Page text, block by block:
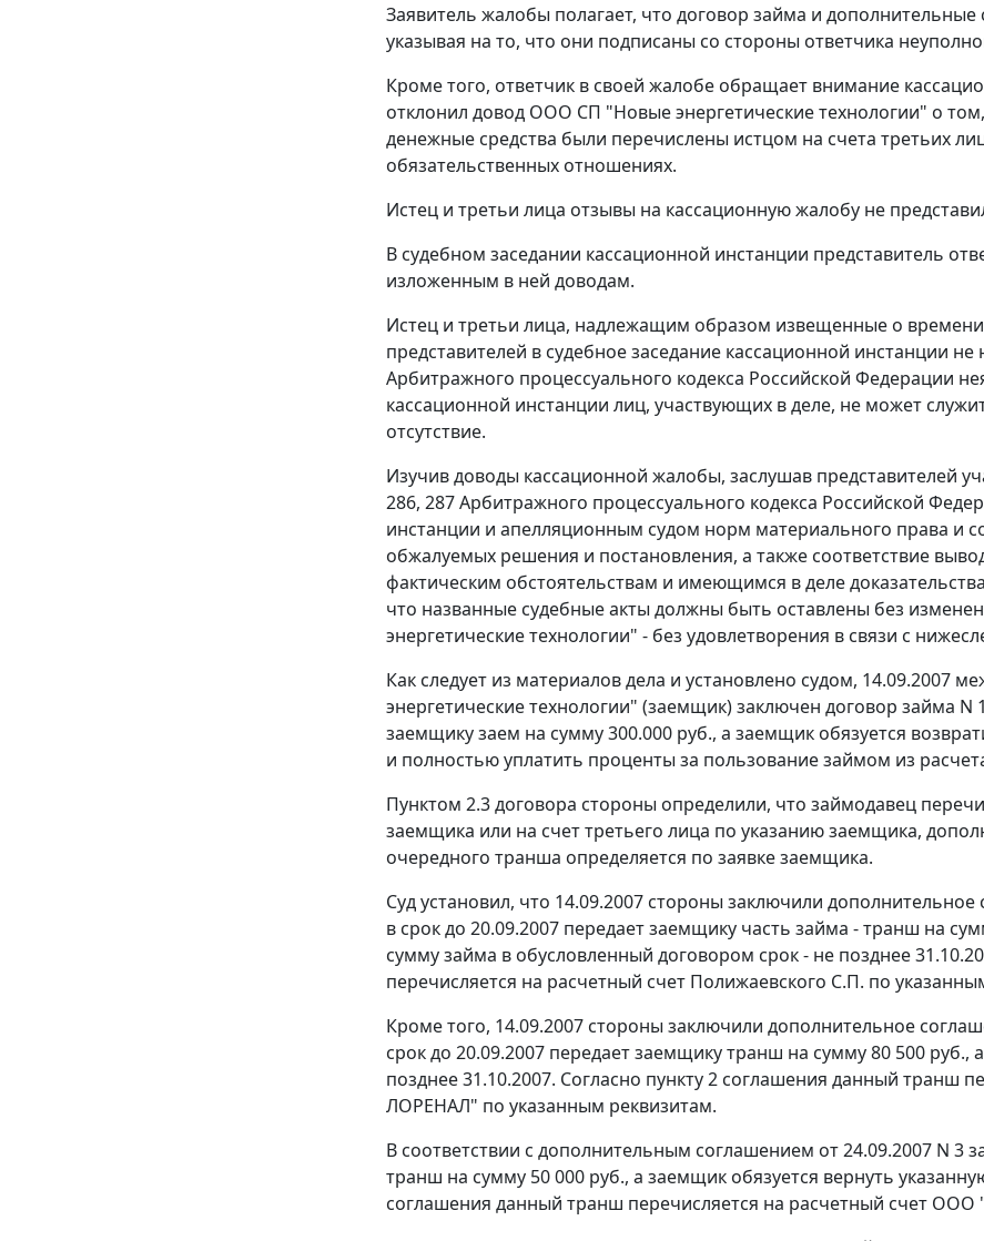
Заявитель жалобы полагает, что договор займа и
указывая на то, что они подписаны со стороны ответчика
Кроме того, ответчик в своей жалобе обращает внимание
отклонил довод ООО СП "Новые энергетические технологии" о
денежные средства были перечислены истцом на счета третьих
обязательственных отношениях.
Истец и третьи лица отзывы на кассационную жалобу не
В судебном заседании кассационной инстанции представитель
изложенным в ней доводам.
Истец и третьи лица, надлежащим образом извещенные о
представителей в судебное заседание кассационной инстанции
Арбитражного процессуального кодекса Российской Федерации
кассационной инстанции лиц, участвующих в деле, не может
отсутствие.
Изучив доводы кассационной жалобы, заслушав представителей
286, 287Арбитражного процессуального кодекса Российской
инстанции и апелляционным судом норм материального права и
обжалуемых решения и постановления, а также соответствие
фактическим обстоятельствам и имеющимся в деле
что названные судебные акты должны быть оставлены без
энергетические технологии" - без удовлетворения в связи с
Как следует из материалов дела и установлено судом,
энергетические технологии" (заемщик) заключен договор займа
заемщику заем на сумму 300.000 руб., а заемщик обязуется
и полностью уплатить проценты за пользование займом из
Пунктом 2.3 договора стороны определили, что займодавец
заемщика или на счет третьего лица по указанию заемщика,
очередного транша определяется по заявке заемщика.
Суд установил, что 14.09.2007 стороны заключили
в срок до 20.09.2007 передает заемщику часть займа - транш на
сумму займа в обусловленный договором срок - не позднее
перечисляется на расчетный счет Полижаевского С.П. по
Кроме того, 14.09.2007 стороны заключили дополнительное
срок до 20.09.2007 передает заемщику транш на сумму 80 500
позднее 31.10.2007. Согласно пункту 2 соглашения данный транш
ЛОРЕНАЛ" по указанным реквизитам.
В соответствии с дополнительным соглашением от 24.09.2007 N 3
транш на сумму 50 000 руб., а заемщик обязуется вернуть
соглашения данный транш перечисляется на расчетный счет